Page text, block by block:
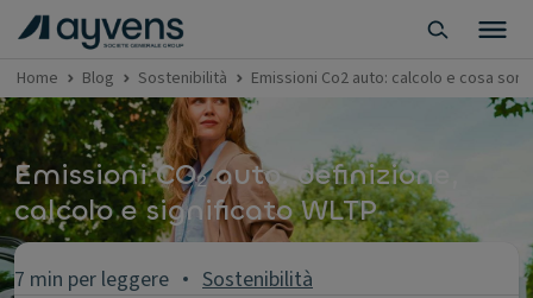
Home Blog Sostenibilità Emissioni Co2 auto: calcolo e cosa sono
Emissioni CO₂ auto: definizione,
calcolo e significato WLTP
7 min per leggere
Sostenibilità